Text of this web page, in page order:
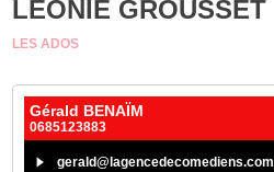
LÉONIE GROUSSET
LES ADOS
Gérald BENAÏM
0685123883
gerald@lagencedecomediens.com